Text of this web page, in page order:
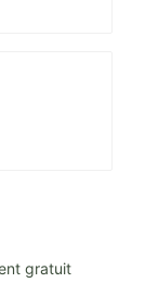
gratuit